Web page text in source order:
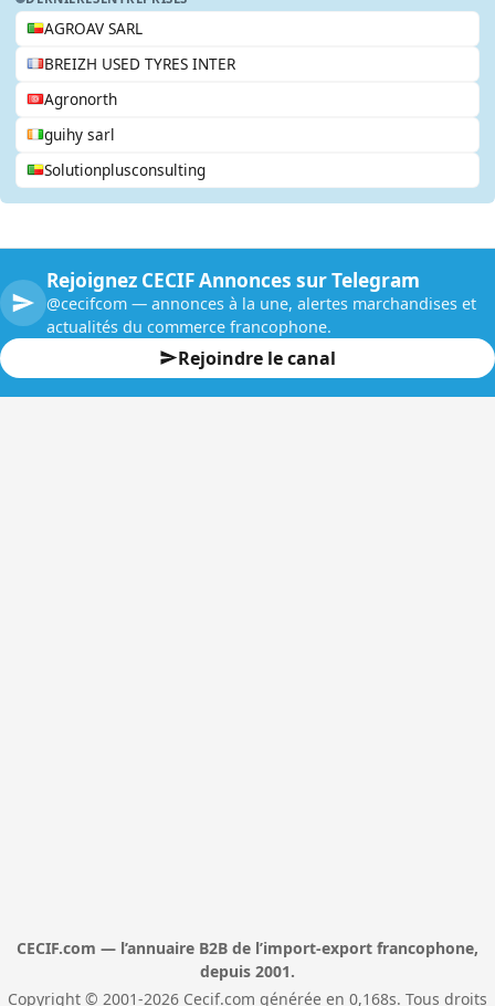
AGROAV SARL
BREIZH USED TYRES INTER
Agronorth
guihy sarl
Solutionplusconsulting
Rejoignez CECIF Annonces sur Telegram
@cecifcom — annonces à la une, alertes marchandises et
actualités du commerce francophone.
Rejoindre le canal
CECIF.com — l’annuaire B2B de l’import-export francophone,
depuis 2001.
Copyright © 2001-2026 Cecif.com générée en 0,168s. Tous droits